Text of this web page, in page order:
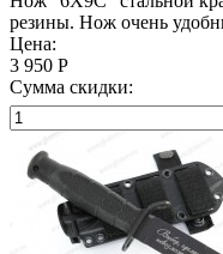
резины. Нож очень
Цена:
3 950 Р
Сумма скидки: